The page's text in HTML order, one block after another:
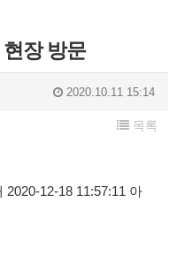
장 방문
2020.10.11 15:14
목록
2020-12-18 11:57:11 아